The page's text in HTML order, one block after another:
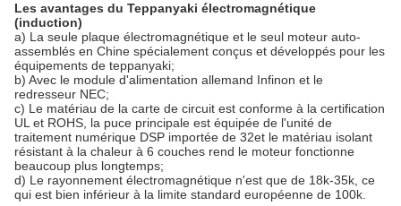
Les avantages du Teppanyaki électromagnétique
(induction)
a) La seule plaque électromagnétique et le seul moteur auto-
assemblés en Chine spécialement conçus et développés pour les
équipements de teppanyaki;
b) Avec le module d'alimentation allemand Infinon et le
redresseur NEC;
c) Le matériau de la carte de circuit est conforme à la certification
UL et ROHS, la puce principale est équipée de l'unité de
traitement numérique DSP importée de 32et le matériau isolant
résistant à la chaleur à 6 couches rend le moteur fonctionne
beaucoup plus longtemps;
d) Le rayonnement électromagnétique n'est que de 18k-35k, ce
qui est bien inférieur à la limite standard européenne de 100k.